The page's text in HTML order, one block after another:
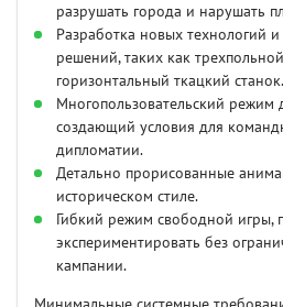
разрушать города и нарушать
Разработка новых технологий
решений, таких как
горизонтальный ткацкий станок.
Многопользовательский режим
создающий условия для
дипломатии.
Детально прорисованные
историческом стиле.
Гибкий режим свободной игры,
экспериментировать без
кампании.